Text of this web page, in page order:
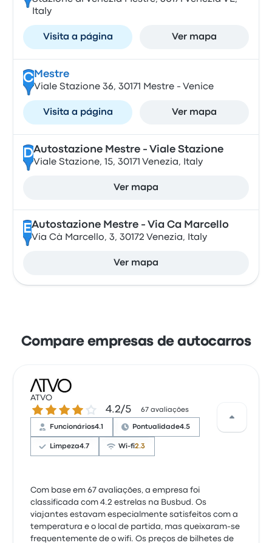
Italy
Visita a página Ver mapa
CMestre
Viale Stazione 36, 30171 Mestre - Venice
Visita a página Ver mapa
DAutostazione Mestre - Viale Stazione
Viale Stazione, 15, 30171 Venezia, Italy
Ver mapa
EAutostazione Mestre - Via Ca Marcello
Via Cà Marcello, 3, 30172 Venezia, Italy
Ver mapa
Compare empresas de autocarros
ATVO
4.2 de 5 estrelas 4.2/5 67 avaliações
Funcionários4.1 Pontualidade4.5
Limpeza4.7 Wi-fi2.3
Com base em 67 avaliações, a empresa foi
classificada com 4.2 estrelas na Busbud. Os
viajantes estavam especialmente satisfeitos com a
temperatura e o local de partida, mas queixaram-se
frequentemente de o wifi. Os preços de bilhetes de